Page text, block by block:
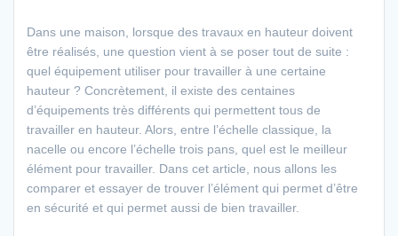
Dans une maison, lorsque des travaux en hauteur doivent
être réalisés, une question vient à se poser tout de suite :
quel équipement utiliser pour travailler à une certaine
hauteur ? Concrètement, il existe des centaines
d’équipements très différents qui permettent tous de
travailler en hauteur. Alors, entre l’échelle classique, la
nacelle ou encore l’échelle trois pans, quel est le meilleur
élément pour travailler. Dans cet article, nous allons les
comparer et essayer de trouver l’élément qui permet d’être
en sécurité et qui permet aussi de bien travailler.